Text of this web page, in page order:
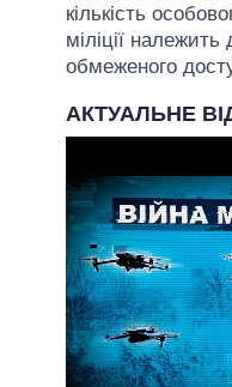
кількість
міліції
обмеженого
АКТУАЛЬНЕ